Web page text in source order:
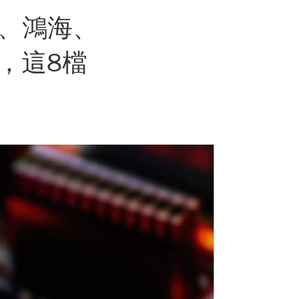
鴻海、
這8檔